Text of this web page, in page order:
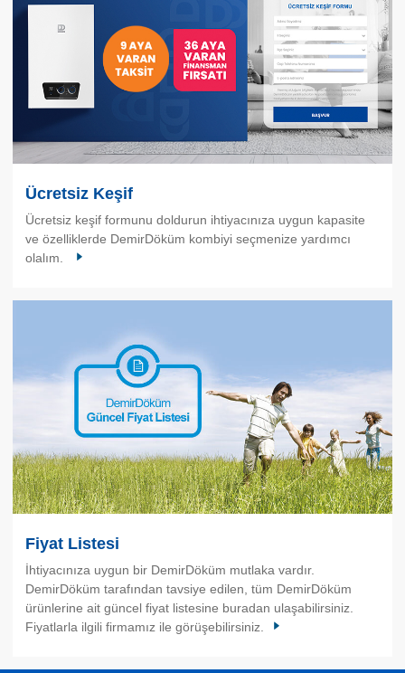
Ücretsiz Keşif
Ücretsiz keşif formunu doldurun ihtiyacınıza uygun kapasite
ve özelliklerde DemirDöküm kombiyi seçmenize yardımcı
olalım.
Fiyat Listesi
İhtiyacınıza uygun bir DemirDöküm mutlaka vardır.
DemirDöküm tarafından tavsiye edilen, tüm DemirDöküm
ürünlerine ait güncel fiyat listesine buradan ulaşabilirsiniz.
Fiyatlarla ilgili firmamız ile görüşebilirsiniz.